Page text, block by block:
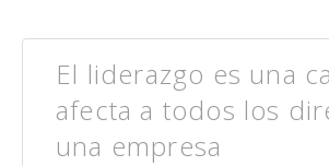
El liderazgo es una
afecta a todos los
una empresa